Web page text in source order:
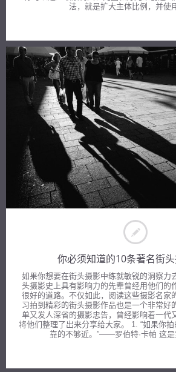
法，就是扩大主体比例，并使
你必须知道的10条著名街
如果你想要在街头摄影中练就敏锐的洞察力
头摄影史上具有影响力的先辈曾经用他们的
很好的道路。不仅如此，阅读这些摄影名家
习拍到精彩的街头摄影作品也是一个非常好
单又发人深省的摄影忠告，曾经影响着一代
将他们整理了出来分享给大家。 1. “如果你
靠的不够近。”——罗伯特·卡帕 这